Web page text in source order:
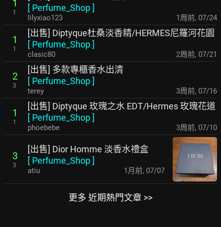
1
1
[ Perfume_Shop]
lilyxiao123 1周前, 07/24
1
1
[出售] Diptyque杜桑淡香精/HERMES尼羅河花園
[ Perfume_Shop]
clasic80 2周前, 07/21
2
3
[出售] 多款專櫃香水出清
[ Perfume_Shop]
terey 3周前, 07/16
1
1
[出售] Diptyque 玫瑰之水 EDT/Hermes 玫瑰花道
[ Perfume_Shop]
phoebebe 3周前, 07/10
3
3
[出售] Dior Homme 淡香水禮盒
[ Perfume_Shop]
atiu 1月前, 07/07
更多 近期熱門文章 >>